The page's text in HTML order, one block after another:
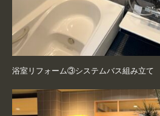
浴室リフォーム③システムバス組み立て